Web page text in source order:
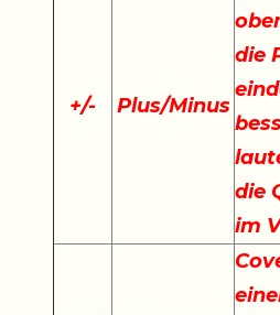
+/- Plus/Minus
die
die
im